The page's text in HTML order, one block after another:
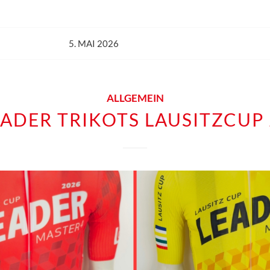
5. MAI 2026
ALLGEMEIN
TRIKOTS LAUSITZCUP